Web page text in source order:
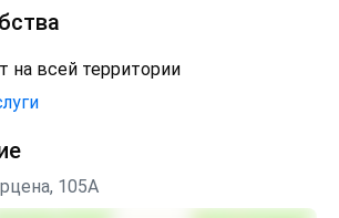
Большое окно заливает комнату
создавая приятную
для домашнего кулинарного
и обеденный стол — всё, что нужно
и насладиться вкусной
на всей территории
105А